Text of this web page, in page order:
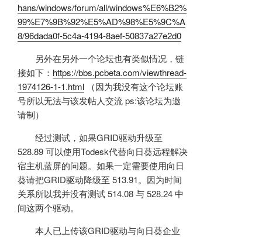
hans/windows/forum/all/windows%E6%B2%
99%E7%9B%92%E5%AD%98%E5%9C%A
8/96dada0f-5c4a-4194-8aef-50837a27e2d0
另外在另外一个论坛也有类似情况，链
接如下： https://bbs.pcbeta.com/viewthread-
1974126-1-1.html （因为我没有这个论坛账
号所以无法与该发帖人交流 ps:该论坛为邀
请制）
经过测试，如果GRID驱动升级至
528.89 可以使用Todesk代替向日葵远程解决
宿主机蓝屏的问题。如果一定需要使用向日
葵请把GRID驱动降级至 513.91。因为时间
关系所以我并没有测试 514.08 与 528.24 中
间这两个驱动。
本人已上传该GRID驱动与向日葵企业